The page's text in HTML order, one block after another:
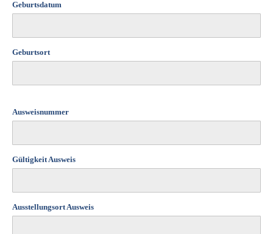
Geburtsdatum
Geburtsort
Ausweisnummer
Gültigkeit Ausweis
Ausstellungsort Ausweis